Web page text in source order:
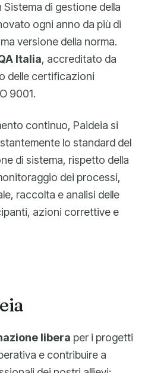
di gestione della
ogni anno da più di
versione della norma.
Italia, accreditato da
delle certificazioni
9001.
continuo, Paideia si
lo standard del
di sistema, rispetto della
dei processi,
raccolta e analisi delle
azioni correttive e
libera per i progetti
e contribuire a